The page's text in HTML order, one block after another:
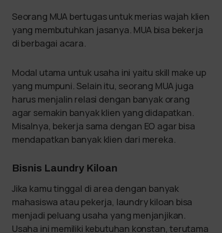
Seorang MUA bertugas untuk merias wajah klien
yang membutuhkan jasanya. MUA bisa bekerja
di berbagai acara.
Modal utama untuk usaha ini yaitu skill make up
yang mumpuni. Selain itu, seorang MUA juga
harus menjalin relasi dengan banyak orang
agar semakin banyak klien yang didapatkan.
Misalnya, bekerja sama dengan EO agar bisa
mendapatkan banyak klien dari mereka.
Bisnis Laundry Kiloan
Jika kamu tinggal di area dengan banyak
mahasiswa atau pekerja, laundry kiloan bisa
menjadi peluang usaha yang menjanjikan.
Usaha ini memiliki kebutuhan konstan, terutama